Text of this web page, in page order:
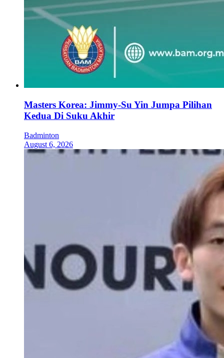
Masters Korea: Jimmy-Su Yin Jumpa Pilihan
Kedua Di Suku Akhir
Badminton
August 6, 2026